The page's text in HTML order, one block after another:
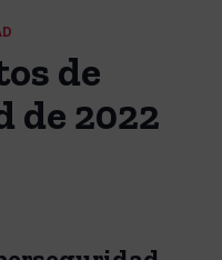
de
de 2022